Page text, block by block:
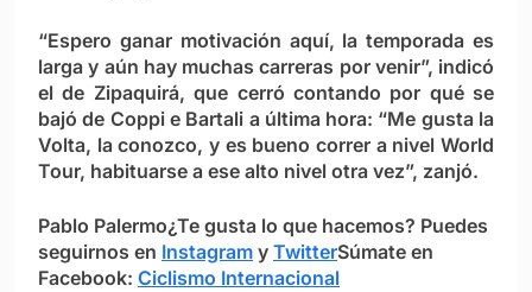
“Espero ganar motivación aquí, la temporada es
larga y aún hay muchas carreras por venir”, indicó
el de Zipaquirá, que cerró contando por qué se
bajó de Coppi e Bartali a última hora: “Me gusta la
Volta, la conozco, y es bueno correr a nivel World
Tour, habituarse a ese alto nivel otra vez”, zanjó.
Pablo Palermo¿Te gusta lo que hacemos? Puedes
seguirnos en Instagram y TwitterSúmate en
Facebook: Ciclismo Internacional